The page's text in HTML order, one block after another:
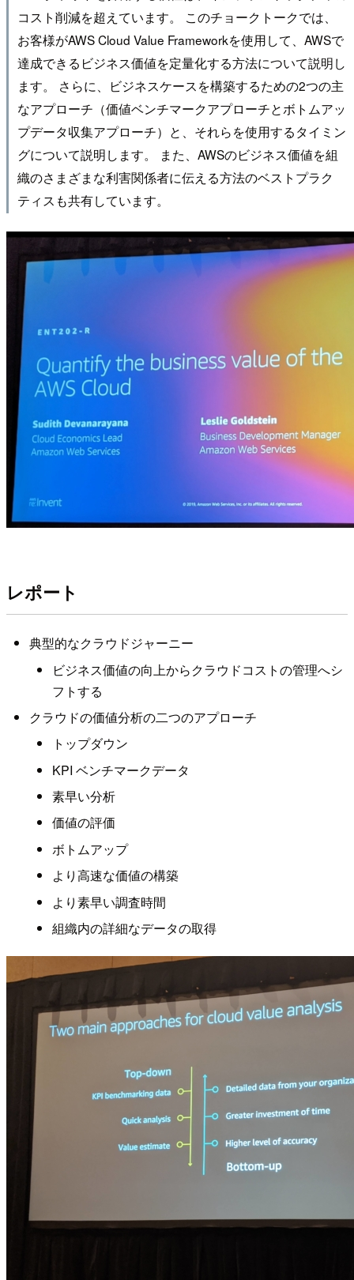
コスト削減を超えています。 このチョークトークでは、
お客様がAWS Cloud Value Frameworkを使用して、AWSで
達成できるビジネス価値を定量化する方法について説明し
ます。 さらに、ビジネスケースを構築するための2つの主
なアプローチ（価値ベンチマークアプローチとボトムアッ
プデータ収集アプローチ）と、それらを使用するタイミン
グについて説明します。 また、AWSのビジネス価値を組
織のさまざまな利害関係者に伝える方法のベストプラク
ティスも共有しています。
レポート
典型的なクラウドジャーニー
ビジネス価値の向上からクラウドコストの管理へシ
フトする
クラウドの価値分析の二つのアプローチ
トップダウン
KPI ベンチマークデータ
素早い分析
価値の評価
ボトムアップ
より高速な価値の構築
より素早い調査時間
組織内の詳細なデータの取得